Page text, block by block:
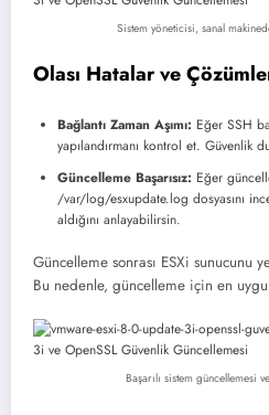
Sistem yöneticisi, sanal
Olası Hatalar ve
Bağlantı Zaman Aşımı: Eğer SSH
yapılandırmanı kontrol et. Güvenlik
Güncelleme Başarısız: Eğer
/var/log/esxupdate.log dosyasını
aldığını anlayabilirsin.
Güncelleme sonrası ESXi sunucunu
Bu nedenle, güncelleme için en
Başarılı sistem güncellemesi